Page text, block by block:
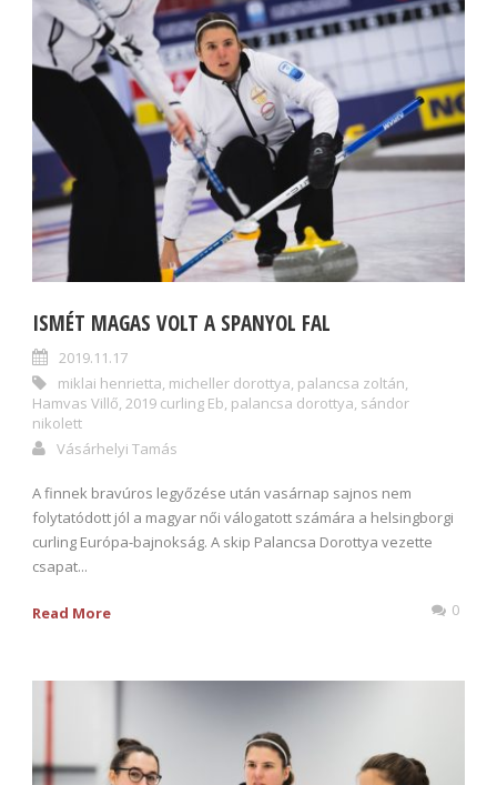
ISMÉT MAGAS VOLT A SPANYOL FAL
2019.11.17
miklai henrietta, micheller dorottya, palancsa zoltán,
Hamvas Villő, 2019 curling Eb, palancsa dorottya, sándor
nikolett
Vásárhelyi Tamás
A finnek bravúros legyőzése után vasárnap sajnos nem
folytatódott jól a magyar női válogatott számára a helsingborgi
curling Európa-bajnokság. A skip Palancsa Dorottya vezette
csapat...
Read More 0